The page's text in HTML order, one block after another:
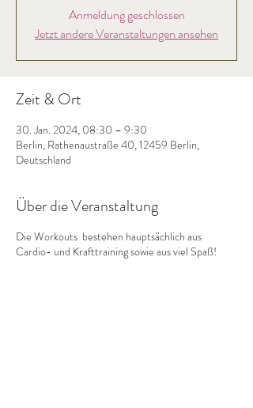
Anmeldung geschlossen
Jetzt andere Veranstaltungen ansehen
Zeit & Ort
30. Jan. 2024, 08:30 – 9:30
Berlin, Rathenaustraße 40, 12459 Berlin,
Deutschland
Über die Veranstaltung
Die Workouts bestehen hauptsächlich aus
Cardio- und Krafttraining sowie aus viel Spaß!